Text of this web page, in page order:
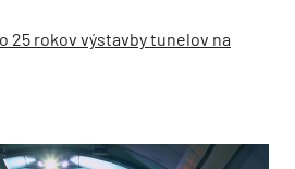
25 rokov výstavby tunelov na